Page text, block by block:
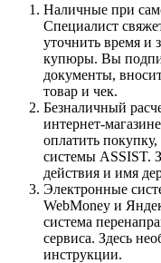
Наличные при
Специалист
уточнить время и
купюры. Вы
документы,
товар и чек.
Безналичный
интернет-
оплатить
системы ASSIST.
действия и имя
Электронные
WebMoney и
система
сервиса. Здесь
инструкции.